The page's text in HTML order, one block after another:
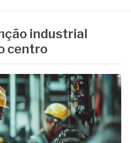
industrial
centro